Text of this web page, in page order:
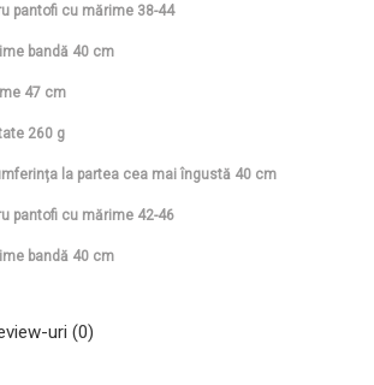
cu mărime 38-44
bandă 40 cm
47 cm
260 g
la partea cea mai îngustă 40 cm
cu mărime 42-46
bandă 40 cm
uri (0)